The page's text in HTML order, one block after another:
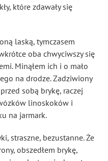
które zdawały się
laską, tymczasem
oba chwyciwszy się
Minąłem ich i o mało
na drodze. Zadziwiony
sobą brykę, raczej
linoskoków i
na jarmark.
straszne, bezustanne. Że
obszedłem brykę,